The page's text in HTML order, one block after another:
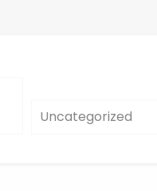
Uncategorized